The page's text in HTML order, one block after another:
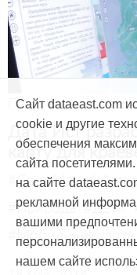
Продукты и услуги
Дата Ист
карту для
#CarryMap
#Природа #Дети
#Мобильная карта
Сайт dataeast.com
cookie и другие
обеспечения
сайта
на сайте
рекламной
вашими
нашем сайте